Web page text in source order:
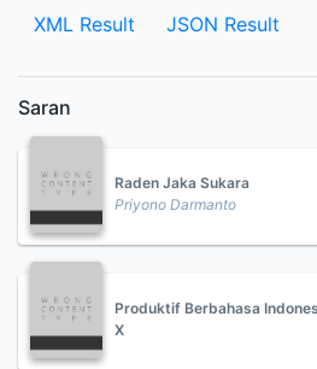
XML Result JSON Result
Saran
Raden Jaka Sukara
Priyono Darmanto
Produktif Berbahasa
X